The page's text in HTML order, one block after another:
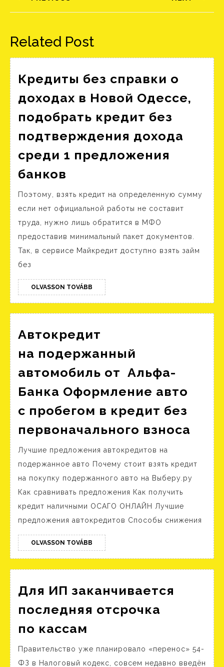
Előző Következő
Related Post
Кредиты без справки о
доходах в Новой Одессе,
подобрать кредит без
подтверждения дохода
среди 1 предложения
банков
справки
о
доходах
в
Одессе,
подобрать
кредит
подтверждения
дохода
среди
1
предложения
банков
Поэтому, взять кредит на определенную сумму
если нет официальной работы не составит
труда, нужно лишь обратится в МФО
предоставив минимальный пакет документов.
Так, в сервисе Майкредит доступно взять займ
без
OLVASSON TOVÁBB OLVASSON
TOVÁBB
Автокредит
на подержанный
автомобиль от ️ Альфа-
Банка Оформление авто
с пробегом в кредит без
первоначального взноса
на
от ️
авто
с
в
Лучшие предложения автокредитов на
подержанное авто Почему стоит взять кредит
на покупку подержанного авто на Выберу.ру
Как сравнивать предложения Как получить
кредит наличными ОСАГО ОНЛАЙН Лучшие
предложения автокредитов Способы снижения
OLVASSON TOVÁBB OLVASSON
TOVÁBB
Для ИП заканчивается
последняя отсрочка
по кассам
последняя
Правительство уже планировало «перенос» 54-
ФЗ в Налоговый кодекс, совсем недавно введён